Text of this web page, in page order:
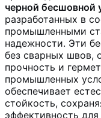
черной бесшовной
разработанных в
промышленными
надежности. Эти
без сварных швов,
прочность и
промышленных
обеспечивает
стойкость,
эффективность